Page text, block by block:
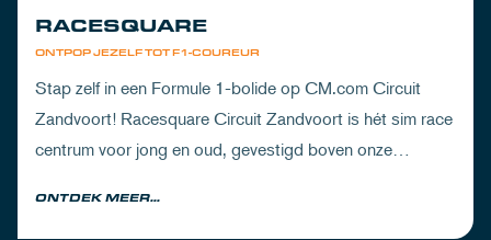
ONTPOP JEZELF TOT F1-COUREUR
RACESQUARE
Stap zelf in een Formule 1-bolide op CM.com Circuit
Zandvoort! Racesquare Circuit Zandvoort is hét sim race
centrum voor jong en oud, gevestigd boven onze
ONTDEK MEER...